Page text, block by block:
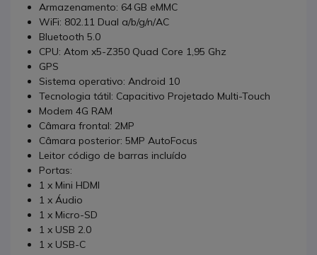
Armazenamento: 64 GB eMMC
WiFi: 802.11 Dual a/b/g/n/AC
Bluetooth 5.0
CPU: Atom x5-Z350 Quad Core 1,95 Ghz
GPS
Sistema operativo: Android 10
Tecnologia tátil: Capacitivo Projetado Multi-Touch
Modem 4G RAM
Câmara frontal: 2MP
Câmara posterior: 5MP AutoFocus
Leitor código de barras incluído
Portas:
1 x Mini HDMI
1 x Áudio
1 x Micro-SD
1 x USB 2.0
1 x USB-C